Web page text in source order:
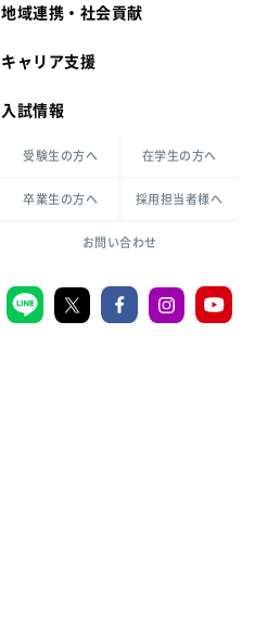
カリキュラム・ポリシー
倫理憲章
ハラスメントの防止
共生のための多様性宣言
生活文化デザイン学科
一般教育課程
大学祭
キャンパスメンバーズ
教職センター
学芸員課程
図書館司書課程
キリスト教文化研究所
生活環境科学研究所
地域連携・社会貢献
カリキュラム・入室方法
キャリア支援
入試情報
受験生の方へ 在学生の方へ
卒業生の方へ 採用担当者様へ
お問い合わせ